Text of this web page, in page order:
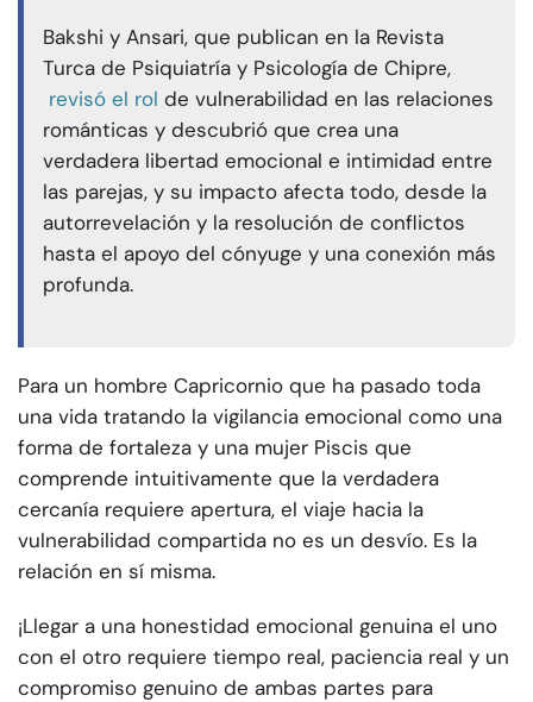
Bakshi y Ansari, que publican en la Revista
Turca de Psiquiatría y Psicología de Chipre,
revisó el rol de vulnerabilidad en las relaciones
románticas y descubrió que crea una
verdadera libertad emocional e intimidad entre
las parejas, y su impacto afecta todo, desde la
autorrevelación y la resolución de conflictos
hasta el apoyo del cónyuge y una conexión más
profunda.
Para un hombre Capricornio que ha pasado toda
una vida tratando la vigilancia emocional como una
forma de fortaleza y una mujer Piscis que
comprende intuitivamente que la verdadera
cercanía requiere apertura, el viaje hacia la
vulnerabilidad compartida no es un desvío. Es la
relación en sí misma.
¡Llegar a una honestidad emocional genuina el uno
con el otro requiere tiempo real, paciencia real y un
compromiso genuino de ambas partes para